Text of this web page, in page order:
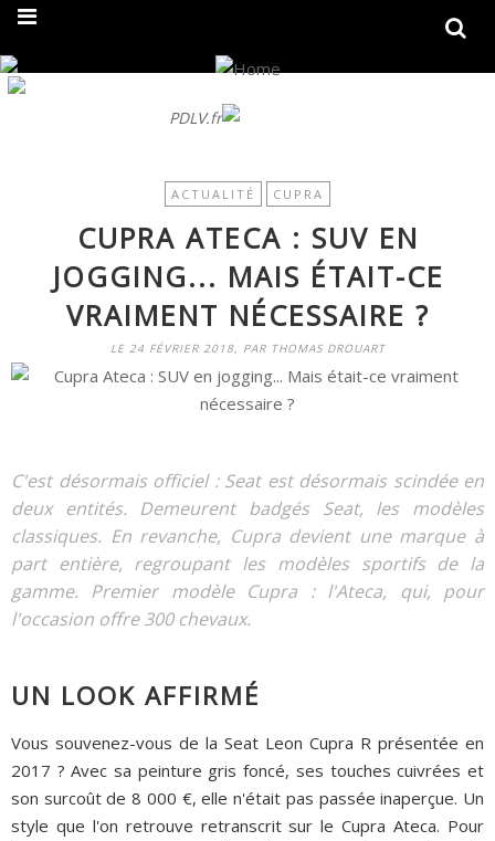
PDLV.fr
ACTUALITÉ CUPRA
CUPRA ATECA : SUV EN
JOGGING... MAIS ÉTAIT-CE
VRAIMENT NÉCESSAIRE ?
LE 24 FÉVRIER 2018, PAR THOMAS DROUART
C'est désormais officiel : Seat est désormais scindée en
deux entités. Demeurent badgés Seat, les modèles
classiques. En revanche, Cupra devient une marque à
part entière, regroupant les modèles sportifs de la
gamme. Premier modèle Cupra : l'Ateca, qui, pour
l'occasion offre 300 chevaux.
UN LOOK AFFIRMÉ
Vous souvenez-vous de la Seat Leon Cupra R présentée en
2017 ? Avec sa peinture gris foncé, ses touches cuivrées et
son surcoût de 8 000 €, elle n'était pas passée inaperçue. Un
style que l'on retrouve retranscrit sur le Cupra Ateca. Pour